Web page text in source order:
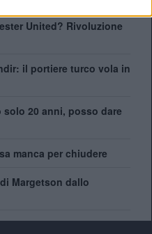
United? Rivoluzione
il portiere turco vola in
20 anni, posso dare
manca per chiudere
Margetson dallo